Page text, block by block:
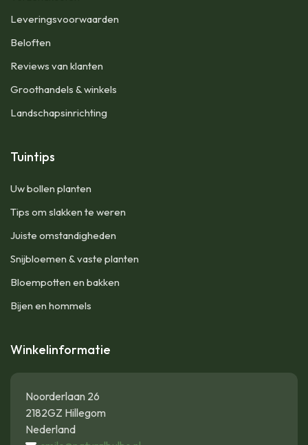
Leveringsvoorwaarden
Beloften
Reviews van klanten
Groothandels & winkels
Landschapsinrichting
Tuintips
Uw bollen planten
Tips om slakken te weren
Juiste omstandigheden
Snijbloemen & vaste planten
Bloempotten en bakken
Bijen en hommels
Winkelinformatie
Noorderlaan 26
2182GZ Hillegom
Nederland